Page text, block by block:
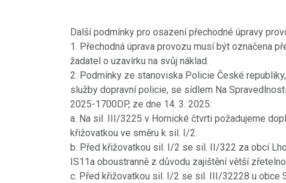
Další podmínky pro osazení přechodné úpravy
1. Přechodná úprava provozu musí být označena
žadatel o uzavírku na svůj náklad.
2. Podmínky ze stanoviska Policie České
služby dopravní policie, se sídlem Na
2025-1700DP, ze dne 14. 3. 2025:
a. Na sil. III/3225 v Hornické čtvrti požadujeme
křižovatkou ve směru k sil. I/2.
b. Před křižovatkou sil. I/2 se sil. II/322 za obcí
IS11a oboustranně z důvodu zajištění větší
c. Před křižovatkou sil. I/2 se sil. III/32228 u obce
18.8.2021 PŘED 1816 DNY
Videokronika:
minifestival 7.8.2021